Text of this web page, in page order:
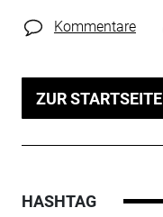
Kommentare
ZUR STARTSEITE
HASHTAG